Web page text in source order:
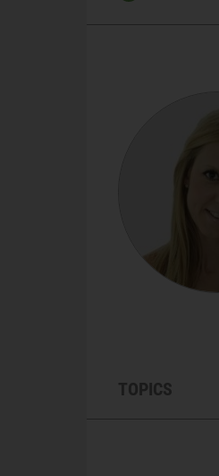
Ευρωπαϊκό
https://
Hill JO, Wyatt
Hill JO, Wyatt
epidemic?
TOPICS